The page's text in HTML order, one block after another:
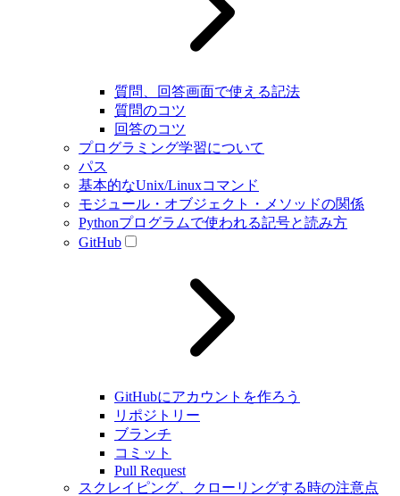
質問、回答画面で使える記法
質問のコツ
回答のコツ
プログラミング学習について
パス
基本的なUnix/Linuxコマンド
モジュール・オブジェクト・メソッドの関係
Pythonプログラムで使われる記号と読み方
GitHub
GitHubにアカウントを作ろう
リポジトリー
ブランチ
コミット
Pull Request
スクレイピング、クローリングする時の注意点